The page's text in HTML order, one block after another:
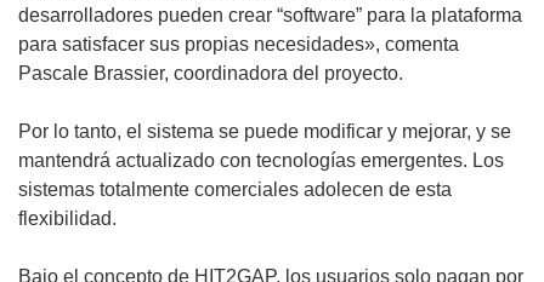
desarrolladores pueden crear “software” para la plataforma
para satisfacer sus propias necesidades», comenta
Pascale Brassier, coordinadora del proyecto.
Por lo tanto, el sistema se puede modificar y mejorar, y se
mantendrá actualizado con tecnologías emergentes. Los
sistemas totalmente comerciales adolecen de esta
flexibilidad.
Bajo el concepto de HIT2GAP, los usuarios solo pagan por